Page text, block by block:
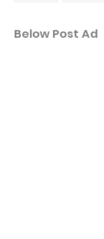
Below Post Ad